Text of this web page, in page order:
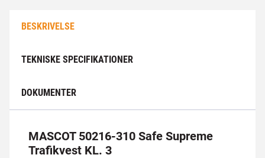
BESKRIVELSE
TEKNISKE SPECIFIKATIONER
DOKUMENTER
MASCOT 50216-310 Safe Supreme
Trafikvest KL. 3